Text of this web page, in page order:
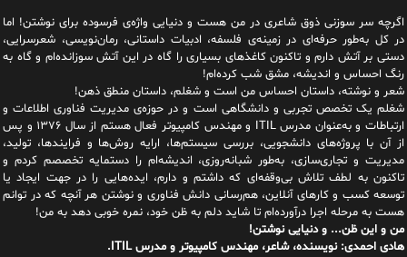
اگرچه سر سوزنی ذوق شاعری در من هست و دنیایی واژه‌‌ی فرسوده برای نوشتن! اما
در کل به‌طور حرفه‌ای در زمینه‌ی فلسفه، ادبیات داستانی، رمان‌نویسی، شعرسرایی،
دستی بر آتش دارم و تاکنون کاغذهای بسیاری را گاه در این آتش سوزانده‌ام و گاه به
رنگ احساس و اندیشه، مشق شب کرده‌ام!
شعر و نوشته، داستان احساس من است و شغلم، داستان منطق ذهن!
شغلم یک تخصص تجربی و دانشگاهی است و در حوزه‌ی مدیریت فناوری اطلاعات و
ارتباطات و به‌عنوان مدرس ITIL و مهندس کامپیوتر فعال هستم از سال ۱۳۷۶ و پس
از آن با پروژه‌های دانشجویی، بررسی سیستم‌ها، ارایه روش‌ها و فرایندها، تولید،
مدیریت و تجاری‌سازی، به‌طور شبانه‌روزی، اندیشه‌ام را دستمایه تخصصم کردم و
تاکنون به لطف تلاش بی‌وقفه‌ای که داشتم و دارم، اید‌ه‌هایی را در جهت ایجاد یا
توسعه کسب و کارهای آنلاین، هم‌رسانی دانش فناوری و نوشتن هر آنچه که در توانم
هست به مرحله اجرا درآورده‌ام تا شاید دلم به ظن خود، نمره خوبی دهد به من!
من و این ظن... و دنیایی نوشتن!
هادی احمدی: نویسنده، شاعر، مهندس کامپیوتر و مدرس ITIL.